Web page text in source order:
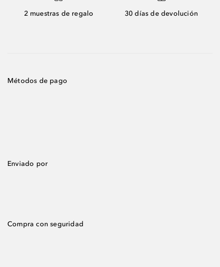
2 muestras de regalo 30 días de devolución
Métodos de pago
Enviado por
Compra con seguridad